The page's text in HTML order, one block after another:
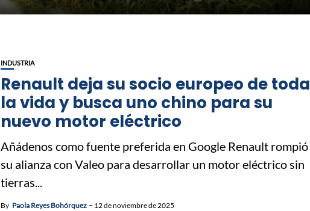
INDUSTRIA
Renault deja su socio europeo de toda
la vida y busca uno chino para su
nuevo motor eléctrico
Añádenos como fuente preferida en Google Renault rompió
su alianza con Valeo para desarrollar un motor eléctrico sin
tierras...
By Paola Reyes Bohórquez 12 de noviembre de 2025